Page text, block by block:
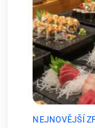
NEJNOVĚJŠÍ